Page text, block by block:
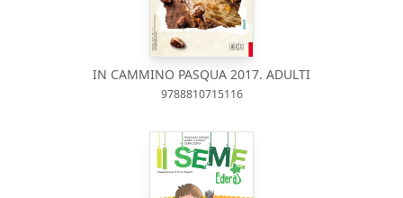
IN CAMMINO PASQUA 2017. ADULTI
9788810715116